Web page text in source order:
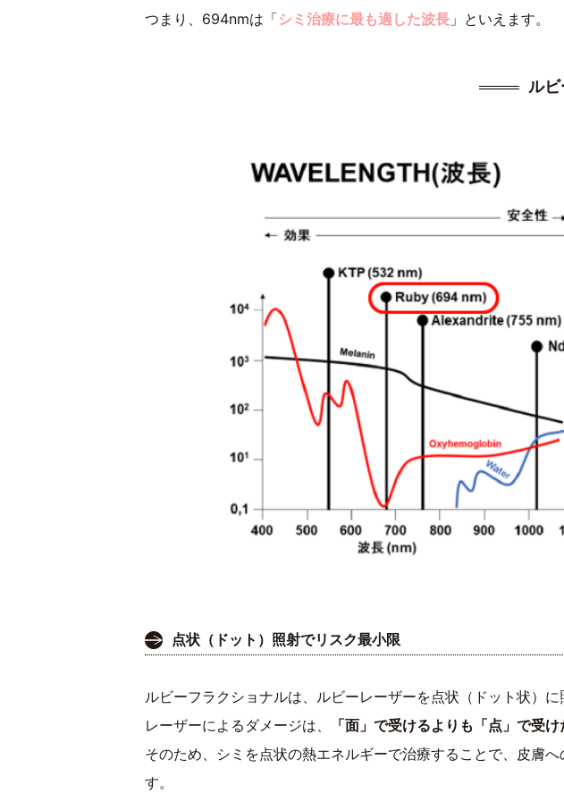
つまり、694nmは「シミ治療に最も適した波長 」といえます。
ル
点状（ドット）照射でリスク最小限
ルビーフラクショナルは、ルビーレーザーを点状（ドット状）に
レーザーによるダメージは、
「面」で受けるよりも「点」で受
そのため、シミを点状の熱エネルギーで治療することで、皮膚
す。